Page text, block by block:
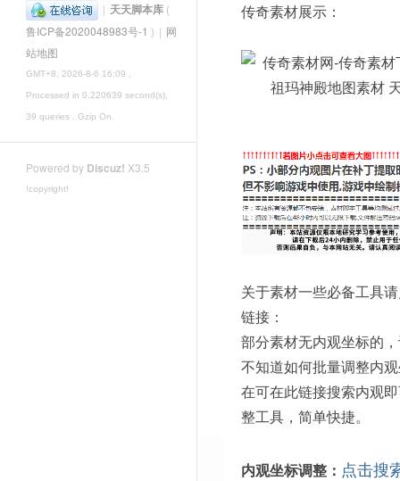
| 天天脚本库 (
鲁ICP备2020048983号-1 ) | 网
站地图
GMT+8, 2026-8-6 16:09 ,
Processed in 0.220639 second(s),
39 queries , Gzip On.
Powered by Discuz! X3.5
!copyright!
传奇素材展示：
关于素材一些必备工具
链接：
部分素材无内观坐标的
不知道如何批量调整内
在可在此链接搜索内观
整工具，简单快捷。
内观坐标调整： 点击搜